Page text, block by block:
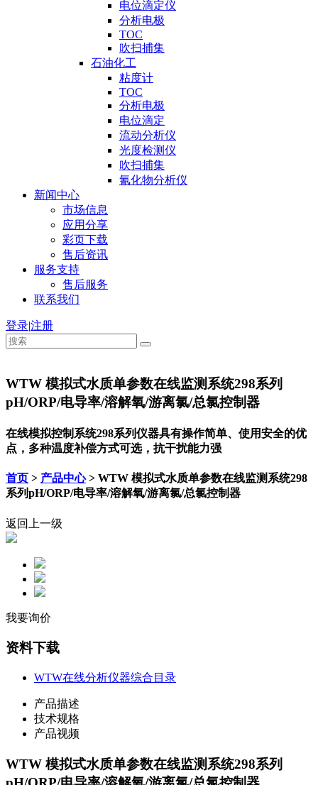
电位滴定仪
分析电极
TOC
吹扫捕集
石油化工
粘度计
TOC
分析电极
电位滴定
流动分析仪
光度检测仪
吹扫捕集
氰化物分析仪
新闻中心
市场信息
应用分享
彩页下载
售后资讯
服务支持
售后服务
联系我们
登录|注册
WTW 模拟式水质单参数在线监测系统298系列
pH/ORP/电导率/溶解氧/游离氯/总氯控制器
在线模拟控制系统298系列仪器具有操作简单、使用安全的优
点，多种温度补偿方式可选，抗干扰能力强
首页 > 产品中心> WTW 模拟式水质单参数在线监测系统298
系列pH/ORP/电导率/溶解氧/游离氯/总氯控制器
返回上一级
我要询价
资料下载
WTW在线分析仪器综合目录
产品描述
技术规格
产品视频
WTW 模拟式水质单参数在线监测系统298系列